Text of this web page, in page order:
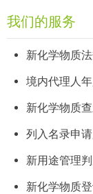
我们的服务
新化学物质
境内代理人
新化学物质
列入名录申
新用途管理
新化学物质